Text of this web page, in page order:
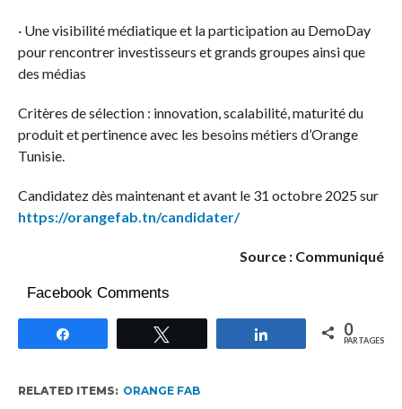
· Une visibilité médiatique et la participation au DemoDay
pour rencontrer investisseurs et grands groupes ainsi que
des médias
Critères de sélection : innovation, scalabilité, maturité du
produit et pertinence avec les besoins métiers d’Orange
Tunisie.
Candidatez dès maintenant et avant le 31 octobre 2025 sur
https://orangefab.tn/candidater/
Source : Communiqué
Facebook Comments
Partagez 0
PARTAGES
RELATED ITEMS: ORANGE FAB